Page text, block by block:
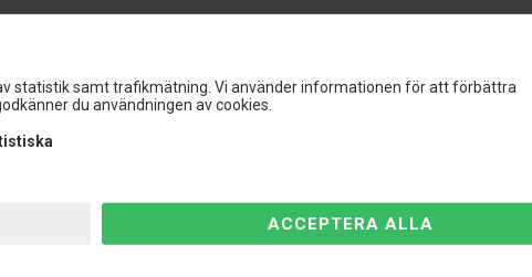
statistik samt trafikmätning. Vi använder informationen för att förbättra
du användningen av cookies.
1
Special ACTIVE-applikationer utnyttjar KONIs
patenterad FSD (Frequency Selective Damping)-
Stötdämparen justerar automatiskt för att passa
3